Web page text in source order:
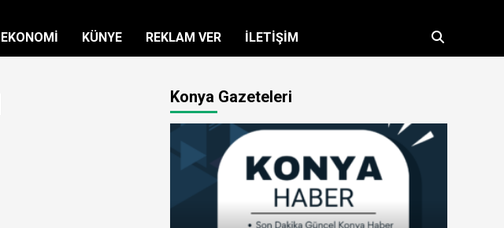
EKONOMİ KÜNYE REKLAM VER İLETİŞİM
Konya Gazeteleri